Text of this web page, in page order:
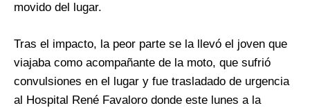
movido del lugar.
Tras el impacto, la peor parte se la llevó el joven que
viajaba como acompañante de la moto, que sufrió
convulsiones en el lugar y fue trasladado de urgencia
al Hospital René Favaloro donde este lunes a la